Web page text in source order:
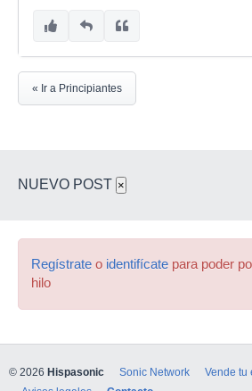
« Ir a Principiantes
NUEVO POST ×
Regístrate o identifícate para poder
hilo
© 2026 Hispasonic Sonic Network Vende tu